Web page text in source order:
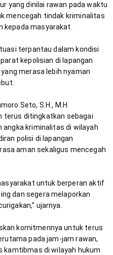
yang dinilai rawan pada waktu
mencegah tindak kriminalitas
terpantau dalam kondisi
kepolisian di lapangan
merasa lebih nyaman
Seto, S.H., M.H
terus ditingkatkan sebagai
angka kriminalitas di wilayah
polisi di lapangan
aman sekaligus mencegah
untuk berperan aktif
dan segera melaporkan
komitmennya untuk terus
pada jam-jam rawan,
kamtibmas di wilayah hukum